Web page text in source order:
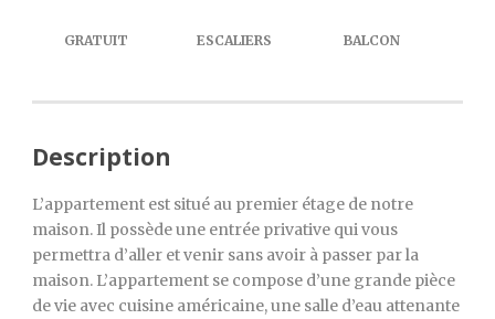
GRATUIT ESCALIERS BALCON
Description
L’appartement est situé au premier étage de notre
maison. Il possède une entrée privative qui vous
permettra d’aller et venir sans avoir à passer par la
maison. L’appartement se compose d’une grande pièce
de vie avec cuisine américaine, une salle d’eau attenante